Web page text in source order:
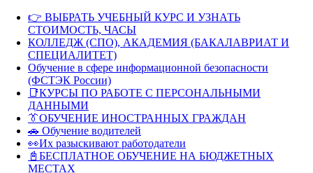
👉 ВЫБРАТЬ УЧЕБНЫЙ КУРС И УЗНАТЬ
СТОИМОСТЬ, ЧАСЫ
КОЛЛЕДЖ (СПО), АКАДЕМИЯ (БАКАЛАВРИАТ И
СПЕЦИАЛИТЕТ)
Обучение в сфере информационной безопасности
(ФСТЭК России)
📑КУРСЫ ПО РАБОТЕ С ПЕРСОНАЛЬНЫМИ
ДАННЫМИ
👔ОБУЧЕНИЕ ИНОСТРАННЫХ ГРАЖДАН
🚗 Обучение водителей
👀Их разыскивают работодатели
📓БЕСПЛАТНОЕ ОБУЧЕНИЕ НА БЮДЖЕТНЫХ
МЕСТАХ